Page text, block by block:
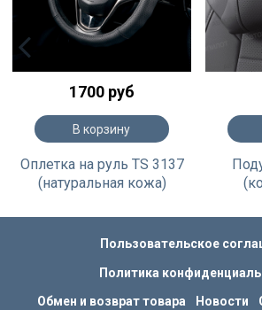
1700 руб
В корзину
Оплетка на руль TS 3137
(натуральная кожа)
Пользовательское
Политика
Обмен и возврат товара Новости